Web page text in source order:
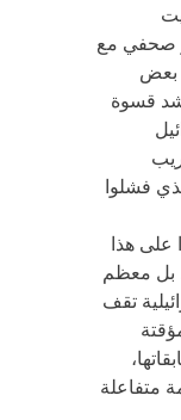
صحفي مع
بعض
قسوة
فشلوا
على هذا
بل معظم
تقف
متفاعلة